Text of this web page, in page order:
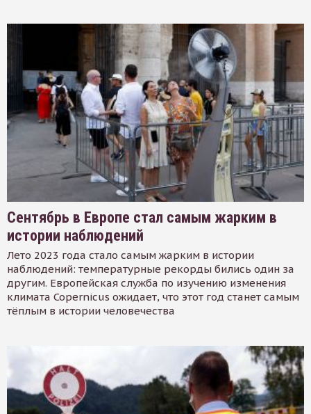
Сентябрь в Европе стал самым жарким в
истории наблюдений
Лето 2023 года стало самым жарким в истории
наблюдений: температурные рекорды бились один за
другим. Европейская служба по изучению изменения
климата Copernicus ожидает, что этот год станет самым
тёплым в истории человечества